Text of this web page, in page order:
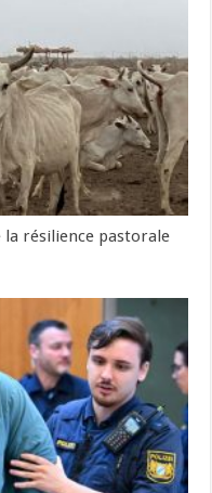
la résilience pastorale